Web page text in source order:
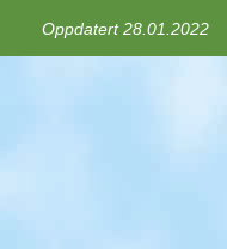
Oppdatert 28.01.2022